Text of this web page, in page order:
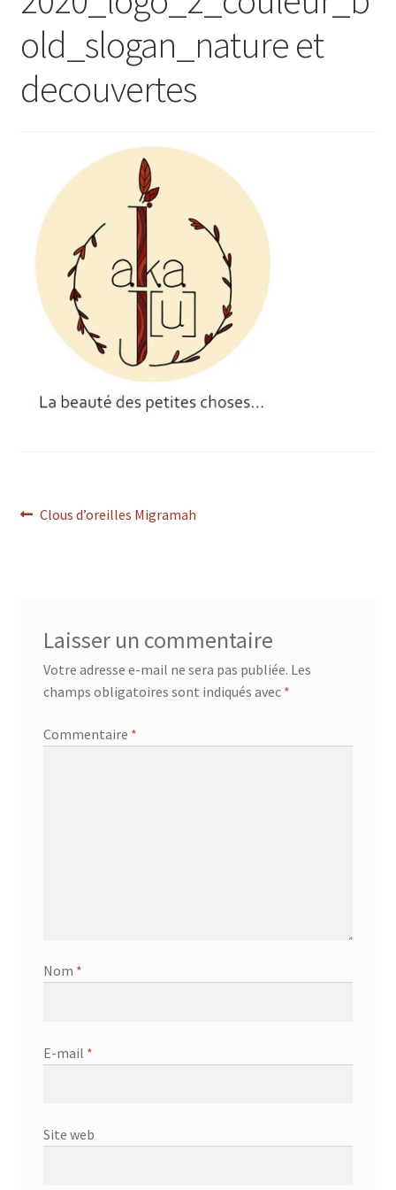
E Boutique
Ouvrir
Points de vente
Contact
old_slogan_nature et
decouvertes
Navigation
Article
Clous d’oreilles Migramah
Laisser un commentaire
Votre adresse e-mail ne sera pas publiée. Les
champs obligatoires sont indiqués avec *
Commentaire *
Nom *
E-mail *
Site web